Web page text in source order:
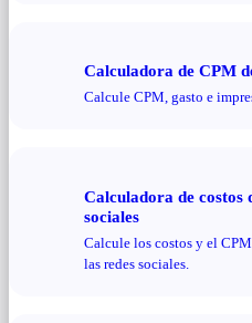
Calculadora de CPM
Calcule CPM, gasto e
Calculadora de costos
sociales
Calcule los costos y el
las redes sociales.